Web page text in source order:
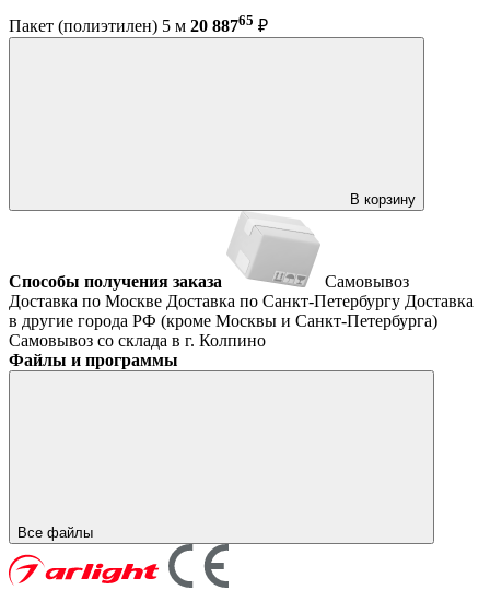
Пакет (полиэтилен) 5 м 20 88765 ₽
В корзину
Способы получения заказа
Самовывоз
Доставка по Москве Доставка по Санкт-Петербургу Доставка
в другие города РФ (кроме Москвы и Санкт-Петербурга)
Самовывоз со склада в г. Колпино
Файлы и программы
Все файлы